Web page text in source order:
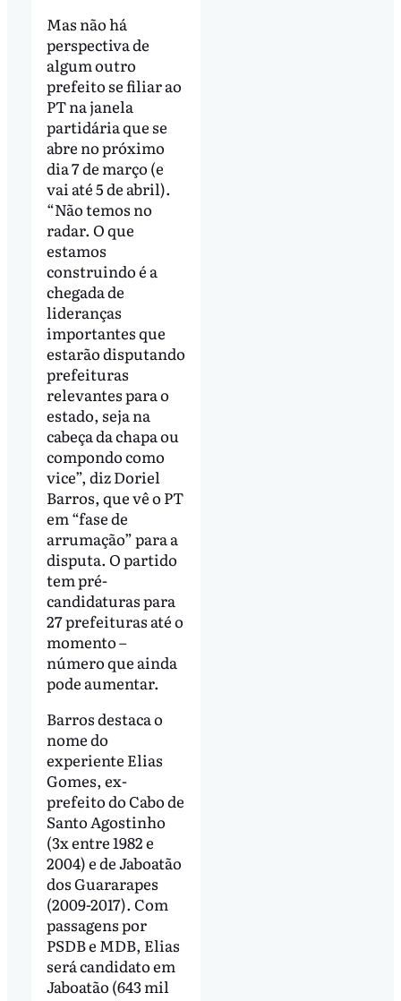
Mas não há
perspectiva de
algum outro
prefeito se filiar ao
PT na janela
partidária que se
abre no próximo
dia 7 de março (e
vai até 5 de abril).
“Não temos no
radar. O que
estamos
construindo é a
chegada de
lideranças
importantes que
estarão disputando
prefeituras
relevantes para o
estado, seja na
cabeça da chapa ou
compondo como
vice”, diz Doriel
Barros, que vê o PT
em “fase de
arrumação” para a
disputa. O partido
tem pré-
candidaturas para
27 prefeituras até o
momento –
número que ainda
pode aumentar.
Barros destaca o
nome do
experiente Elias
Gomes, ex-
prefeito do Cabo de
Santo Agostinho
(3x entre 1982 e
2004) e de Jaboatão
dos Guararapes
(2009-2017). Com
passagens por
PSDB e MDB, Elias
será candidato em
Jaboatão (643 mil